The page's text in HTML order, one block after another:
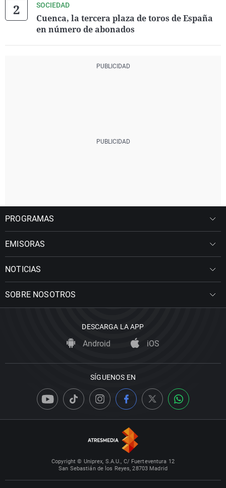
SOCIEDAD
Cuenca, la tercera plaza de toros de España
en número de abonados
PROGRAMAS
EMISORAS
NOTICIAS
SOBRE NOSOTROS
DESCARGA LA APP
Android iOS
SÍGUENOS EN
Copyright © Uniprex, S.A.U., C/ Fuerteventura 12
San Sebastián de los Reyes, 28703 Madrid